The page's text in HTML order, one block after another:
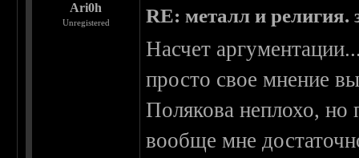
Ari0h
Unregistered RE: металл и религия.
Насчет
просто свое мнение
Полякова неплохо, но
вообще мне